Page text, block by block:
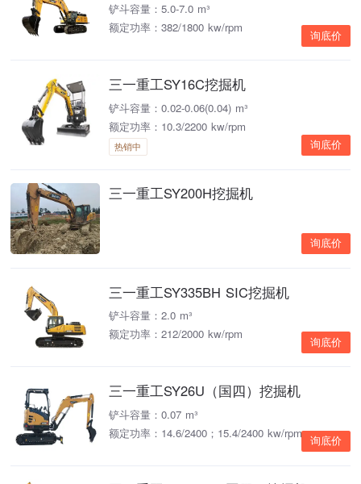
铲斗容量：5.0-7.0 m³
额定功率：382/1800 kw/rpm
询底价
三一重工SY16C挖掘机
铲斗容量：0.02-0.06(0.04) m³
额定功率：10.3/2200 kw/rpm
热销中 询底价
三一重工SY200H挖掘机
询底价
三一重工SY335BH SIC挖掘机
铲斗容量：2.0 m³
额定功率：212/2000 kw/rpm
询底价
三一重工SY26U（国四）挖掘机
铲斗容量：0.07 m³
额定功率：14.6/2400；15.4/2400 kw/rpm
询底价